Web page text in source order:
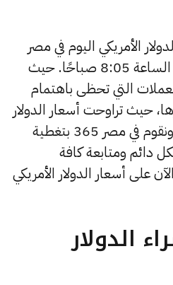
الأمريكي اليوم في مصر
بتاريخ الثلاثاء 17 سبتمبر الساعة 8:05 صباحًا. حيث
التي تحظى باهتمام
حيث تراوحت أسعار الدولار
الأمريكي في الأيام الأخيرة, ونقوم في مصر 365 بتغطية
دائم ومتابعة كافة
على أسعار الدولار الأمريكي
الدولار